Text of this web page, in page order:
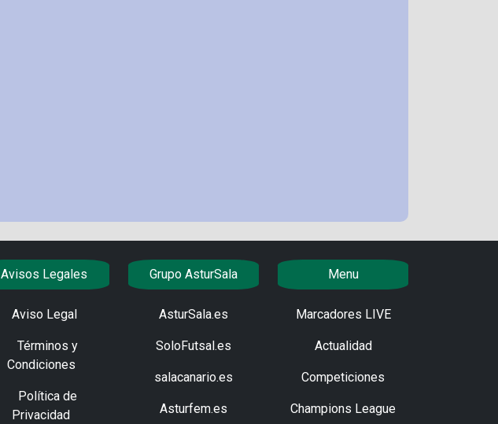
Avisos Legales
Aviso Legal
Términos y
Condiciones
Política de
Privacidad
Grupo AsturSala
AsturSala.es
SoloFutsal.es
salacanario.es
Asturfem.es
Menu
Marcadores LIVE
Actualidad
Competiciones
Champions League